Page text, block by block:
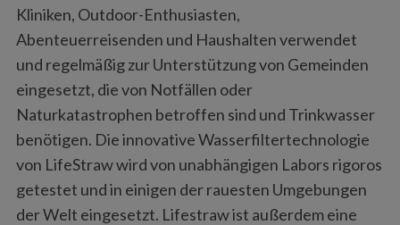
Kliniken, Outdoor-Enthusiasten,
Abenteuerreisenden und Haushalten verwendet
und regelmäßig zur Unterstützung von Gemeinden
eingesetzt, die von Notfällen oder
Naturkatastrophen betroffen sind und Trinkwasser
benötigen. Die innovative Wasserfiltertechnologie
von LifeStraw wird von unabhängigen Labors rigoros
getestet und in einigen der rauesten Umgebungen
der Welt eingesetzt. Lifestraw ist außerdem eine